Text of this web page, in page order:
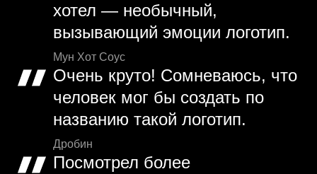
хотел — необычный,
вызывающий эмоции логотип.
Мун Хот Соус
Очень круто! Сомневаюсь, что
человек мог бы создать по
названию такой логотип.
Дробин
Посмотрел более